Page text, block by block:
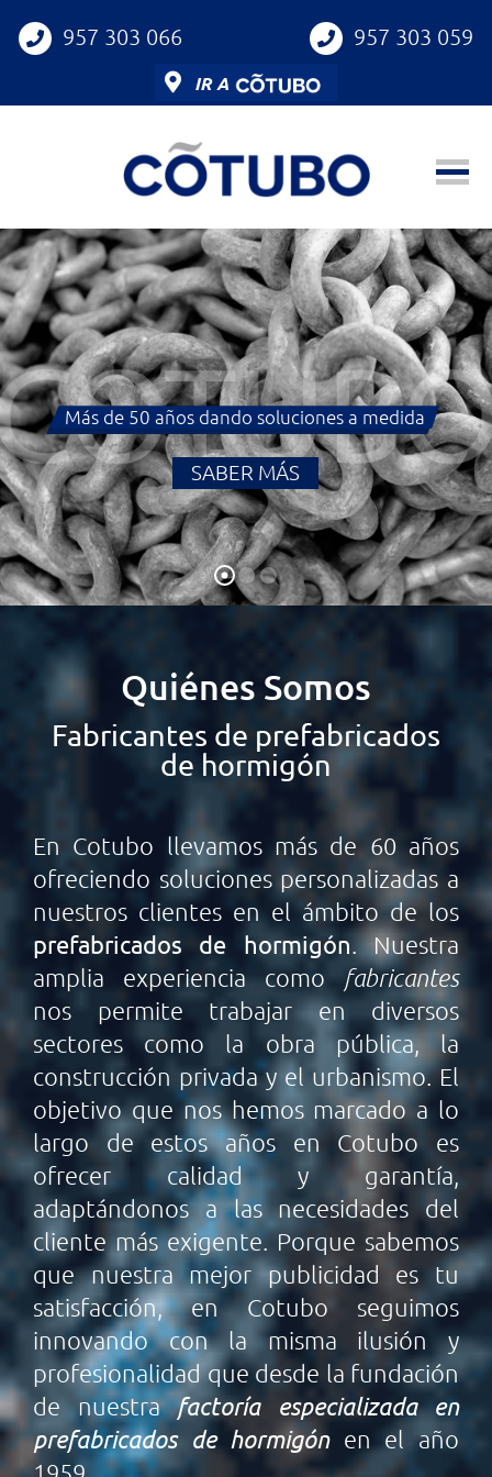
IR A
957 303 066 957 303 059
Quiénes Somos
Fabricantes de prefabricados
de hormigón
En Cotubo llevamos más de 60 años
ofreciendo soluciones personalizadas a
nuestros clientes en el ámbito de los
prefabricados de hormigón. Nuestra
amplia experiencia como fabricantes
nos permite trabajar en diversos
sectores como la obra pública, la
construcción privada y el urbanismo. El
objetivo que nos hemos marcado a lo
largo de estos años en Cotubo es
ofrecer calidad y garantía,
adaptándonos a las necesidades del
cliente más exigente. Porque sabemos
que nuestra mejor publicidad es tu
satisfacción, en Cotubo seguimos
innovando con la misma ilusión y
profesionalidad que desde la fundación
de nuestrafactoría especializada en
prefabricados de hormigónen el año